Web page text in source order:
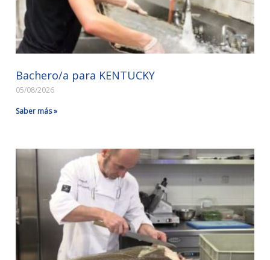
Bachero/a para KENTUCKY
05/08/2026
Saber más »